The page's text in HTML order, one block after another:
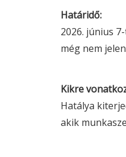
Határidő:
2026. június
még nem
Kikre
Hatálya
akik